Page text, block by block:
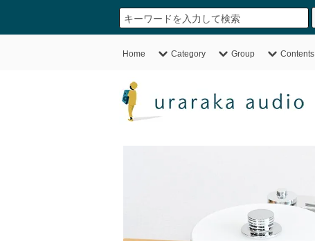
Home Category Group Contents